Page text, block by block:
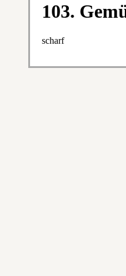
103.
scharf